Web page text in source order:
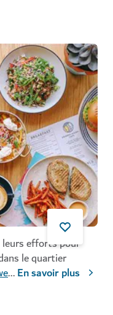
leurs efforts pour
le quartier
...En savoir plus